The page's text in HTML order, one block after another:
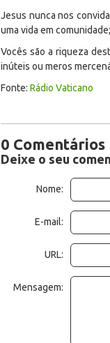
Jesus nunca nos
uma vida em
Vocês são a riqueza
inúteis ou meros
Fonte: Rádio Vaticano
0 Comentários
Deixe o seu
Nome:
E-mail:
URL:
Mensagem: